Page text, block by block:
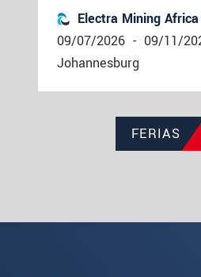
Electra Mining Africa
09/07/2026 - 09/11/
Johannesburg
FERIAS